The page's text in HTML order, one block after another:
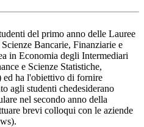
del primo anno delle Lauree
Bancarie, Finanziarie e
in Economia degli Intermediari
e Scienze Statistiche,
ed ha l'obiettivo di fornire
agli studenti chedesiderano
nel secondo anno della
brevi colloqui con le aziende